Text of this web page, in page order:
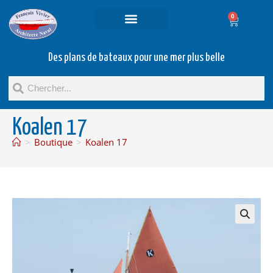
0
Des plans de bateaux pour une mer plus belle
Koalen 17
> Boutique > Koalen 17